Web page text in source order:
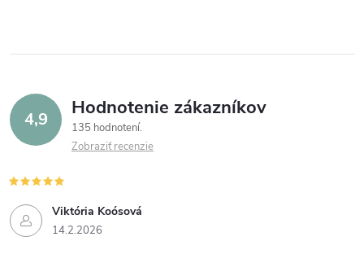
4,9 Hodnotenie zákazníkov
135 hodnotení
Zobraziť recenzie
Viktória Koósová
14.2.2026